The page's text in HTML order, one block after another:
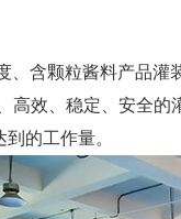
含颗粒酱料产品
高效、稳定、安全
的工作量。